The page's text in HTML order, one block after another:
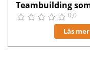
0,0
Läs mer